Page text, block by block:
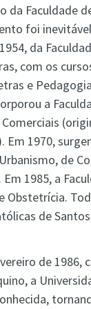
da Faculdade
foi
da
com os
e
a
Comerciais
Em 1970,
de
1985, a
Obstetrícia.
de
de 1986,
a